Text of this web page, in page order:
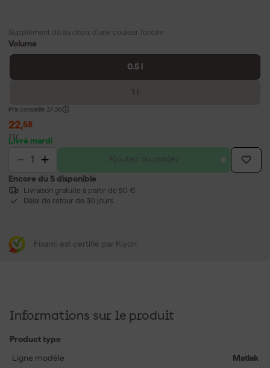
Supplément dû au choix d'une couleur foncée.
Volume
0.5 l
Prix conseillé 37,36
22,58
TTC
Livré mardi
Ajouter au panier
Encore du 5 disponible
Livraison gratuite à partir de 50 €
Délai de retour de 30 jours
Fixami est certifié par Kiyoh
Informations sur le produit
Product type
Ligne modèle
Matlak